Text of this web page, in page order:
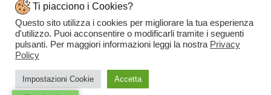
Link Utili
Spedizioni e pagamenti
Condizioni di vendita
Ti piacciono i Cookies?
Questo sito utilizza i cookies per migliorare la tua esperienza
d'utilizzo. Puoi acconsentire o modificarli tramite i seguenti
pulsanti. Per maggiori informazioni leggi la nostra Privacy
Policy
Impostazioni Cookie Accetta